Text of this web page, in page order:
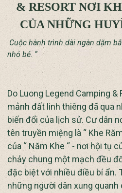
& RESORT NƠI
CỦA NHỮNG
Cuộc hành trình dài ngàn dặm
nhỏ bé. “
Do Luong Legend Camping
mảnh đất linh thiêng đã qua
biến đổi của lịch sử. Cư dân
tên truyền miệng là “ Khe
của “ Năm Khe “ - nơi hội tụ
chảy chung một mạch đều
đặc biệt với nhiều điều bí ẩn.
những người dân xung